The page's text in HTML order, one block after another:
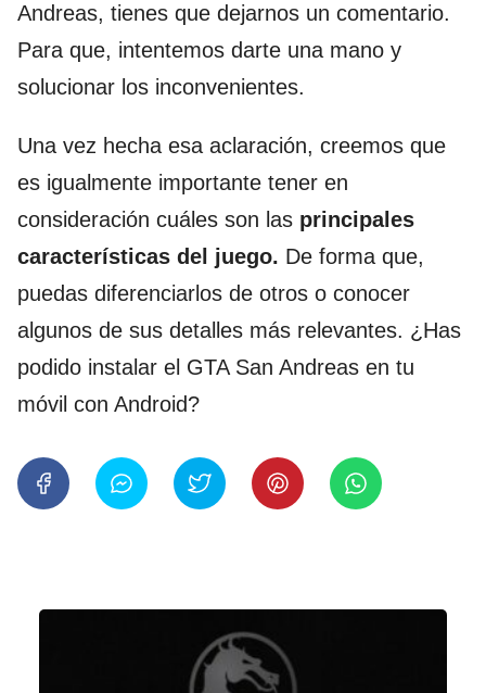
Andreas, tienes que dejarnos un comentario.
Para que, intentemos darte una mano y
solucionar los inconvenientes.
Una vez hecha esa aclaración, creemos que
es igualmente importante tener en
consideración cuáles son las principales
características del juego. De forma que,
puedas diferenciarlos de otros o conocer
algunos de sus detalles más relevantes. ¿Has
podido instalar el GTA San Andreas en tu
móvil con Android?